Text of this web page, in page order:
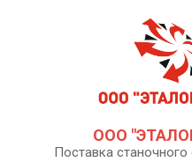
ООО
Поставка